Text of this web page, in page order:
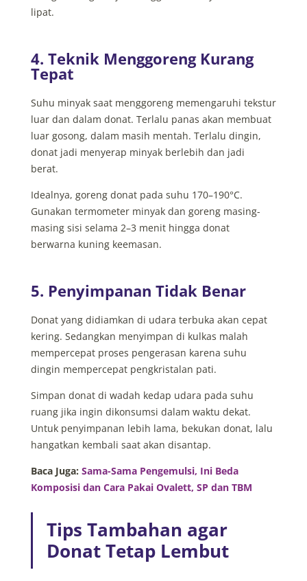
lipat.
4. Teknik Menggoreng Kurang
Tepat
Suhu minyak saat menggoreng memengaruhi tekstur
luar dan dalam donat. Terlalu panas akan membuat
luar gosong, dalam masih mentah. Terlalu dingin,
donat jadi menyerap minyak berlebih dan jadi
berat.
Idealnya, goreng donat pada suhu 170–190°C.
Gunakan termometer minyak dan goreng masing-
masing sisi selama 2–3 menit hingga donat
berwarna kuning keemasan.
5. Penyimpanan Tidak Benar
Donat yang didiamkan di udara terbuka akan cepat
kering. Sedangkan menyimpan di kulkas malah
mempercepat proses pengerasan karena suhu
dingin mempercepat pengkristalan pati.
Simpan donat di wadah kedap udara pada suhu
ruang jika ingin dikonsumsi dalam waktu dekat.
Untuk penyimpanan lebih lama, bekukan donat, lalu
hangatkan kembali saat akan disantap.
Baca Juga: Sama-Sama Pengemulsi, Ini Beda
Komposisi dan Cara Pakai Ovalett, SP dan TBM
Tips Tambahan agar
Donat Tetap Lembut